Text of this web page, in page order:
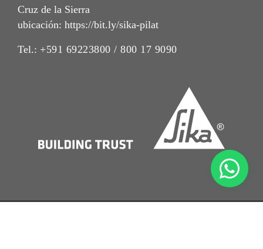
Cruz de la Sierra
ubicación: https://bit.ly/sika-pilat
Tel.: +591 69223800 / 800 17 9090